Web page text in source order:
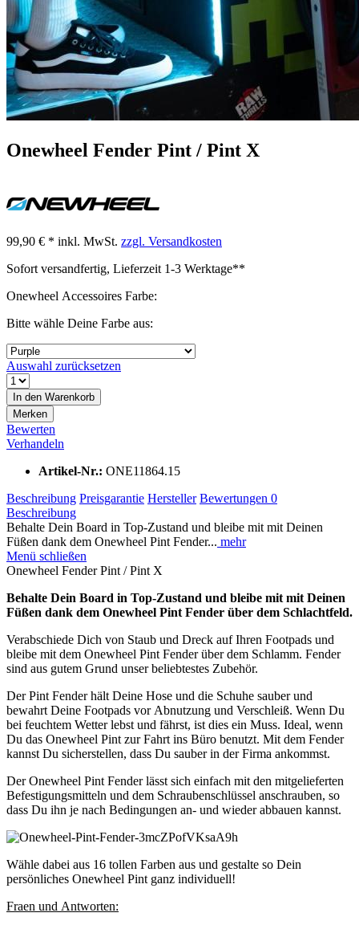
Onewheel Fender Pint / Pint X
99,90 € * inkl. MwSt. zzgl. Versandkosten
Sofort versandfertig, Lieferzeit 1-3 Werktage**
Onewheel Accessoires Farbe:
Bitte wähle Deine Farbe aus:
Auswahl zurücksetzen
In den Warenkorb
Merken
Bewerten
Verhandeln
Artikel-Nr.: ONE11864.15
Beschreibung Preisgarantie Hersteller Bewertungen 0
Beschreibung
Behalte Dein Board in Top-Zustand und bleibe mit mit Deinen
Füßen dank dem Onewheel Pint Fender... mehr
Menü schließen
Onewheel Fender Pint / Pint X
Behalte Dein Board in Top-Zustand und bleibe mit mit Deinen
Füßen dank dem Onewheel Pint Fender über dem Schlachtfeld.
Verabschiede Dich von Staub und Dreck auf Ihren Footpads und
bleibe mit dem Onewheel Pint Fender über dem Schlamm. Fender
sind aus gutem Grund unser beliebtestes Zubehör.
Der Pint Fender hält Deine Hose und die Schuhe sauber und
bewahrt Deine Footpads vor Abnutzung und Verschleiß. Wenn Du
bei feuchtem Wetter lebst und fährst, ist dies ein Muss. Ideal, wenn
Du das Onewheel Pint zur Fahrt ins Büro benutzt. Mit dem Fender
kannst Du sicherstellen, dass Du sauber in der Firma ankommst.
Der Onewheel Pint Fender lässt sich einfach mit den mitgelieferten
Befestigungsmitteln und dem Schraubenschlüssel anschrauben, so
dass Du ihn je nach Bedingungen an- und wieder abbauen kannst.
Wähle dabei aus 16 tollen Farben aus und gestalte so Dein
persönliches Onewheel Pint ganz individuell!
Fraen und Antworten: